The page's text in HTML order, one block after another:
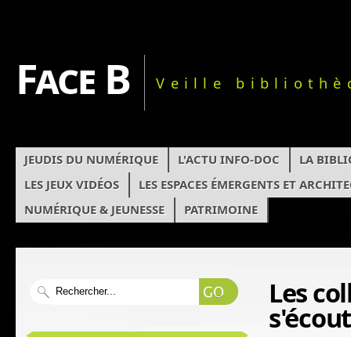
Face B Veille
JEUDIS DU NUMÉRIQUE L'ACTU INFO-DOC
LA
LES JEUX VIDÉOS
LES ESPACES ÉMERGENTS ET
NUMÉRIQUE & JEUNESSE
PATRIMOINE
Les